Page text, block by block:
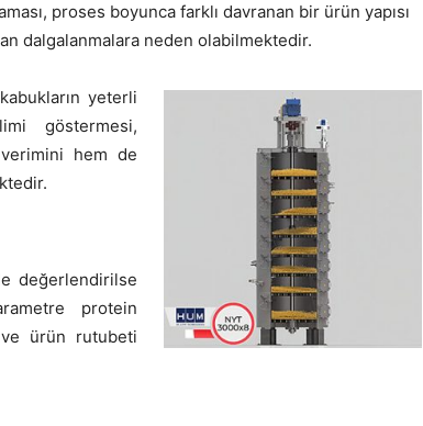
proses boyunca farklı davranan bir ürün yapısı
dalgalanmalara neden olabilmektedir.
yeterli
göstermesi,
hem de
değerlendirilse
protein
ürün rutubeti